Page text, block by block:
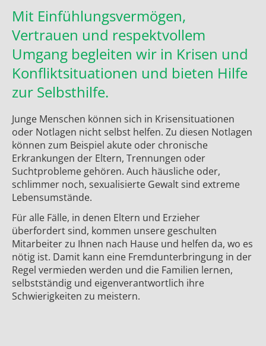
Mit Einfühlungsvermögen,
Vertrauen und respektvollem
Umgang begleiten wir in Krisen und
Konfliktsituationen und bieten Hilfe
zur Selbsthilfe.
Junge Menschen können sich in Krisensituationen
oder Notlagen nicht selbst helfen. Zu diesen Notlagen
können zum Beispiel akute oder chronische
Erkrankungen der Eltern, Trennungen oder
Suchtprobleme gehören. Auch häusliche oder,
schlimmer noch, sexualisierte Gewalt sind extreme
Lebensumstände.
Für alle Fälle, in denen Eltern und Erzieher
überfordert sind, kommen unsere geschulten
Mitarbeiter zu Ihnen nach Hause und helfen da, wo es
nötig ist. Damit kann eine Fremdunterbringung in der
Regel vermieden werden und die Familien lernen,
selbstständig und eigenverantwortlich ihre
Schwierigkeiten zu meistern.